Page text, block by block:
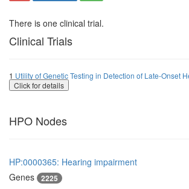
There is one clinical trial.
Clinical Trials
1 Utility of Genetic Testing in Detection of Late-Onset
Click for details
HPO Nodes
HP:0000365: Hearing impairment
Genes
2225